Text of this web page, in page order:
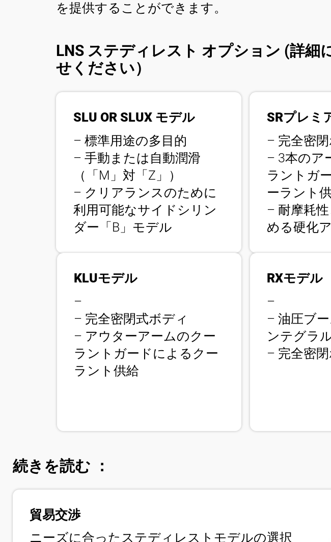
を提供することができます。
LNS ステディレスト オプション (詳細
せください）
SLU OR SLUX モデル
– 標準用途の多目的
– 手動または自動潤滑
（「M」対「Z」）
– クリアランスのために
利用可能なサイドシリン
ダー「B」モデル
SRプレミ
– 完全密
– 3本のア
ラントガ
ーラント
– 耐摩耗
める硬化
KLUモデル
–
– 完全密閉式ボディ
– アウターアームのクー
ラントガードによるクー
ラント供給
RXモデル
–
– 油圧ブ
ンテグラ
– 完全密
続きを読む ：
貿易交渉
ニーズに合ったステディレストモデルの選択